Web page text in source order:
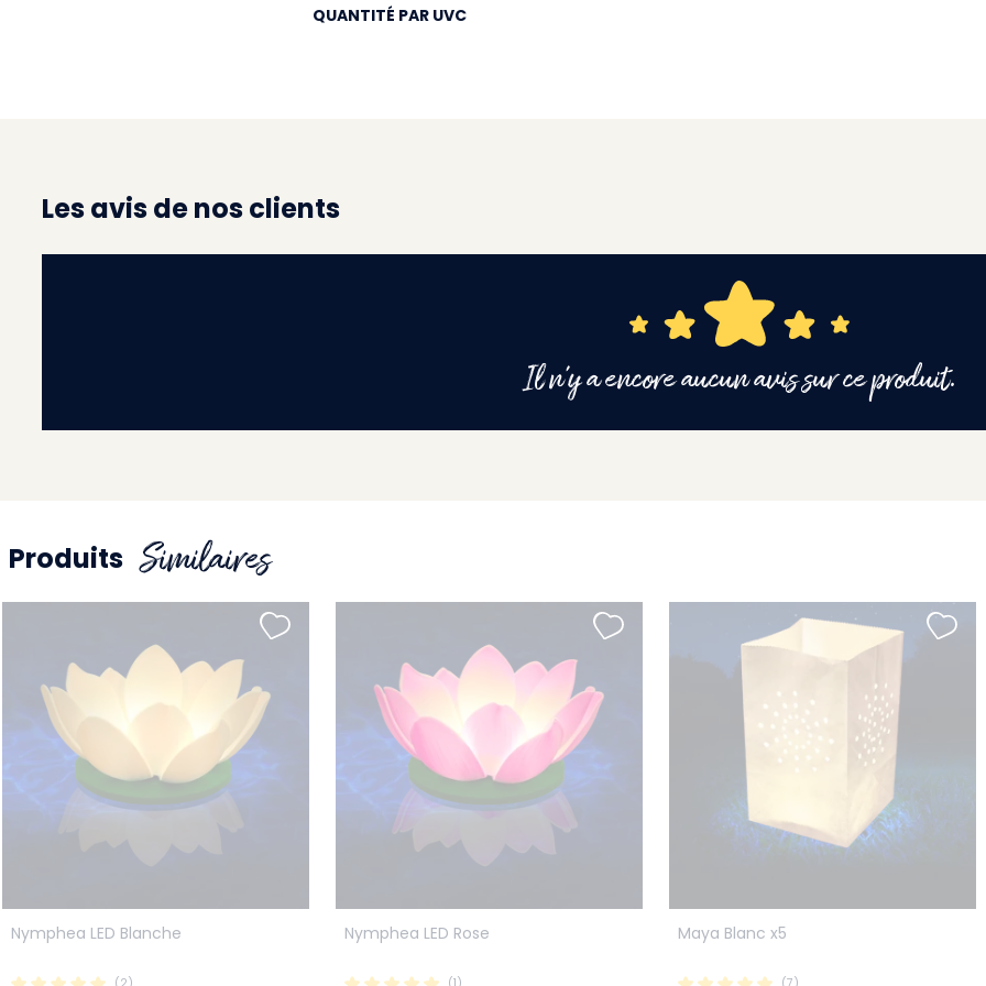
QUANTITÉ PAR UVC
Les avis de nos clients
Il n'y a encore aucun avis sur ce produit.
Produits Similaires
Nymphea LED Blanche Nymphea LED Rose Maya Blanc x5